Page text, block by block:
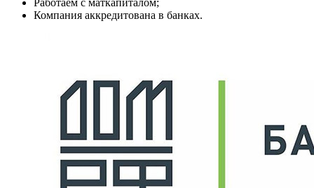
Компания аккредитована в банках.